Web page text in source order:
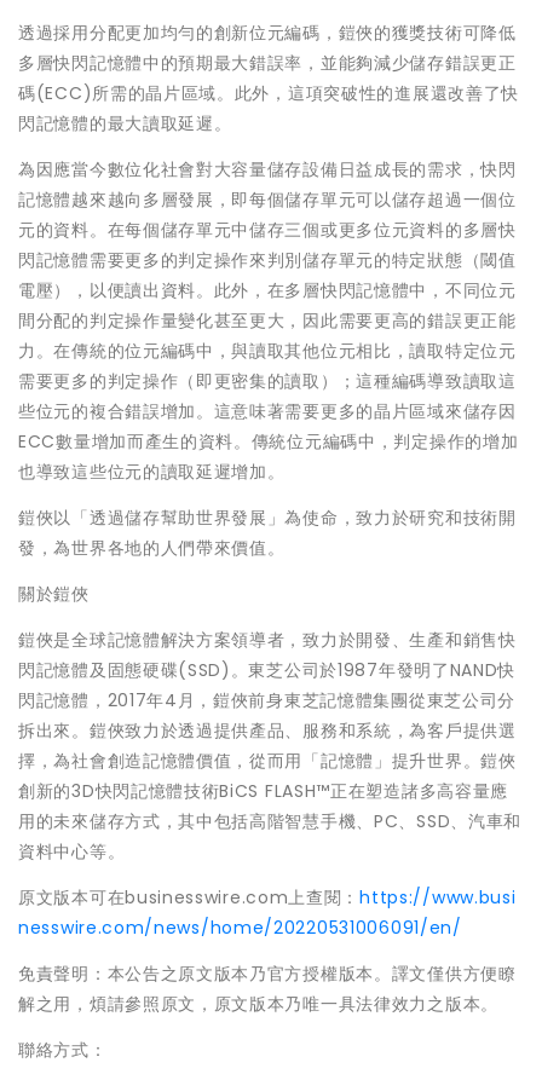
透過採用分配更加均勻的創新位元編碼，鎧俠的獲獎技術可降低
多層快閃記憶體中的預期最大錯誤率，並能夠減少儲存錯誤更正
碼(ECC)所需的晶片區域。此外，這項突破性的進展還改善了快
閃記憶體的最大讀取延遲。
為因應當今數位化社會對大容量儲存設備日益成長的需求，快閃
記憶體越來越向多層發展，即每個儲存單元可以儲存超過一個位
元的資料。在每個儲存單元中儲存三個或更多位元資料的多層快
閃記憶體需要更多的判定操作來判別儲存單元的特定狀態（閾值
電壓），以便讀出資料。此外，在多層快閃記憶體中，不同位元
間分配的判定操作量變化甚至更大，因此需要更高的錯誤更正能
力。在傳統的位元編碼中，與讀取其他位元相比，讀取特定位元
需要更多的判定操作（即更密集的讀取）；這種編碼導致讀取這
些位元的複合錯誤增加。這意味著需要更多的晶片區域來儲存因
ECC數量增加而產生的資料。傳統位元編碼中，判定操作的增加
也導致這些位元的讀取延遲增加。
鎧俠以「透過儲存幫助世界發展」為使命，致力於研究和技術開
發，為世界各地的人們帶來價值。
關於鎧俠
鎧俠是全球記憶體解決方案領導者，致力於開發、生產和銷售快
閃記憶體及固態硬碟(SSD)。東芝公司於1987年發明了NAND快
閃記憶體，2017年4月，鎧俠前身東芝記憶體集團從東芝公司分
拆出來。鎧俠致力於透過提供產品、服務和系統，為客戶提供選
擇，為社會創造記憶體價值，從而用「記憶體」提升世界。鎧俠
創新的3D快閃記憶體技術BiCS FLASH™正在塑造諸多高容量應
用的未來儲存方式，其中包括高階智慧手機、PC、SSD、汽車和
資料中心等。
原文版本可在businesswire.com上查閱：https://www.busi
nesswire.com/news/home/20220531006091/en/
免責聲明：本公告之原文版本乃官方授權版本。譯文僅供方便瞭
解之用，煩請參照原文，原文版本乃唯一具法律效力之版本。
聯絡方式：